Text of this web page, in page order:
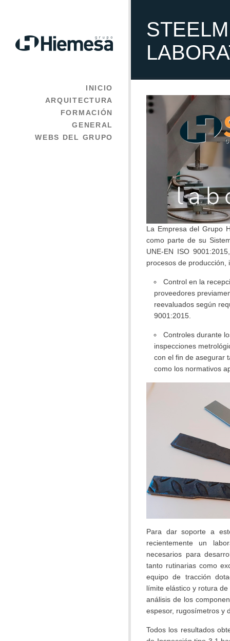
INICIO
ARQUITECTURA
FORMACIÓN
GENERAL
WEBS DEL GRUPO
La Empresa del Grupo
como parte de su
UNE-EN ISO
procesos de producción,
Control en la
proveedores
reevaluados según
9001:2015.
Controles durante
inspecciones
con el fin de asegurar
como los normativos
Para dar soporte a
recientemente un
necesarios para
tanto rutinarias como
equipo de tracción
límite elástico y rotura
análisis de los
espesor, rugosímetros y
Todos los resultados